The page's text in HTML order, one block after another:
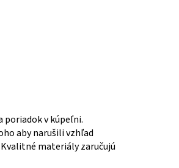
poriadok v kúpeľni.
aby narušili vzhľad
materiály zaručujú